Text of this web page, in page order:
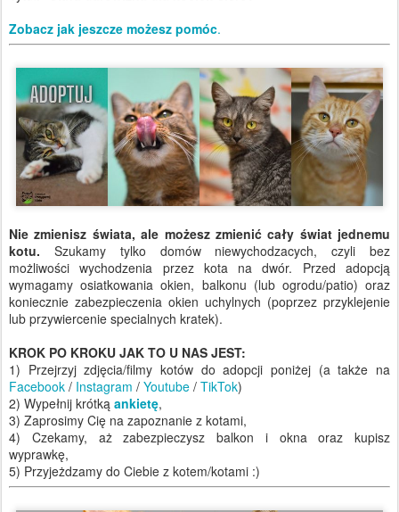
Zobacz jak jeszcze możesz pomóc.
Nie zmienisz świata, ale możesz zmienić cały świat jednemu
kotu. Szukamy tylko domów niewychodzacych, czyli bez
możliwości wychodzenia przez kota na dwór. Przed adopcją
wymagamy osiatkowania okien, balkonu (lub ogrodu/patio) oraz
koniecznie zabezpieczenia okien uchylnych (poprzez przyklejenie
lub przywiercenie specialnych kratek).
KROK PO KROKU JAK TO U NAS JEST:
1) Przejrzyj zdjęcia/filmy kotów do adopcji poniżej (a także na
Facebook / Instagram / Youtube / TikTok)
2) Wypełnij krótką ankietę,
3) Zaprosimy Cię na zapoznanie z kotami,
4) Czekamy, aż zabezpieczysz balkon i okna oraz kupisz
wyprawkę,
5) Przyjeżdzamy do Ciebie z kotem/kotami :)